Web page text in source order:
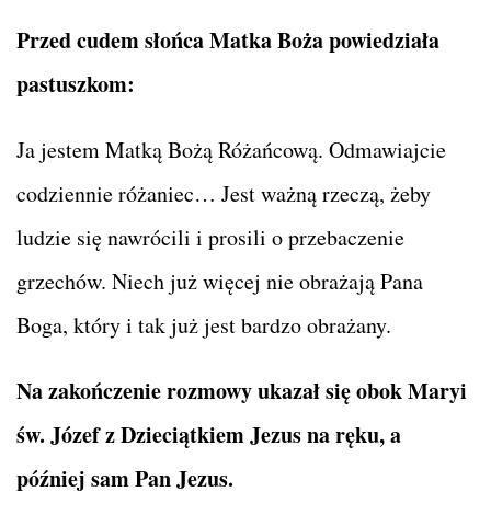
Przed cudem słońca Matka Boża powiedziała
pastuszkom:
Ja jestem Matką Bożą Różańcową. Odmawiajcie
codziennie różaniec… Jest ważną rzeczą, żeby
ludzie się nawrócili i prosili o przebaczenie
grzechów. Niech już więcej nie obrażają Pana
Boga, który i tak już jest bardzo obrażany.
Na zakończenie rozmowy ukazał się obok Maryi
św. Józef z Dzieciątkiem Jezus na ręku, a
później sam Pan Jezus.